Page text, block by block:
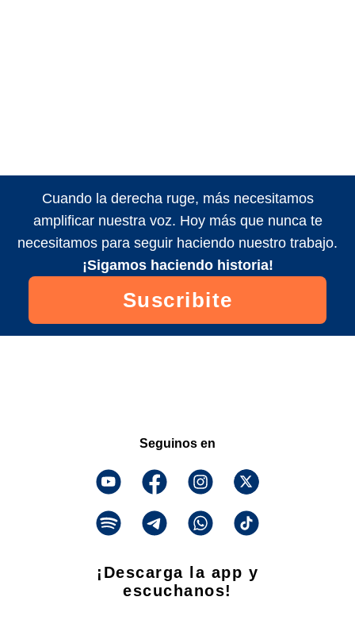
Cuando la derecha ruge, más necesitamos
amplificar nuestra voz. Hoy más que nunca te
necesitamos para seguir haciendo nuestro trabajo.
¡Sigamos haciendo historia!
Suscribite
Seguinos en
¡Descarga la app y
escuchanos!